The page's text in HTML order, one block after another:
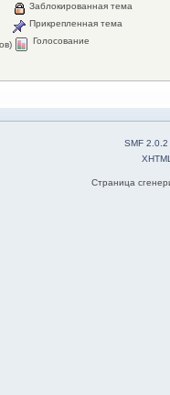
Заблокированная тема
Прикрепленная тема
Голосование
SMF 2.0.2
Страница